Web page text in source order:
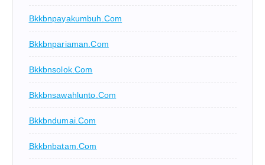
Bkkbnpayakumbuh.com
Bkkbnpariaman.com
Bkkbnsolok.com
Bkkbnsawahlunto.com
Bkkbndumai.com
Bkkbnbatam.com